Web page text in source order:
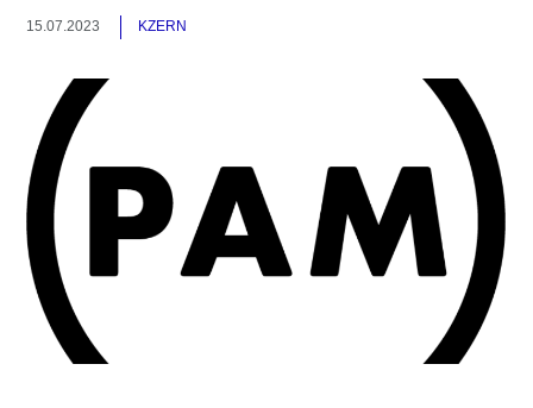
15.07.2023 KZERN